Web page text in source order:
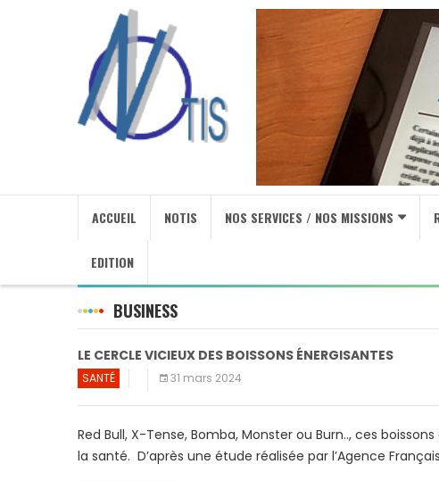
ACCUEIL NOTIS NOS SERVICES / NOS MISSIONS
EDITION
BUSINESS
LE CERCLE VICIEUX DES BOISSONS ÉNERGISANTES
SANTÉ 31 mars 2024
Red Bull, X-Tense, Bomba, Monster ou Burn.., ces
la santé. D’après une étude réalisée par l’Agence